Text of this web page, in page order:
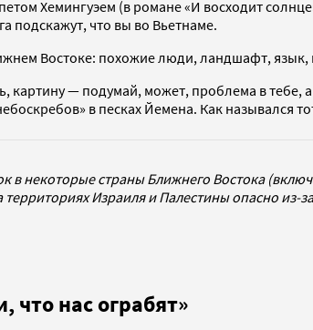
Хемингуэем (в романе «И восходит
подскажут, что вы во Вьетнаме.
Востоке: похожие люди, ландшафт,
— подумай, может, проблема в тебе,
в песках Йемена. Как назывался
в некоторые страны Ближнего Востока
Израиля и Палестины опасно из-
что нас ограбят»